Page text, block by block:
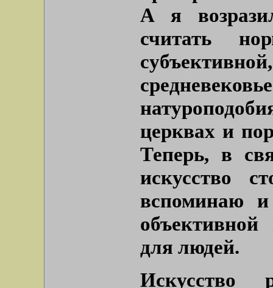
А я
считать
церквах и
Теперь, в
искусство
вспоминаю и
объективной
для людей.
Искусство